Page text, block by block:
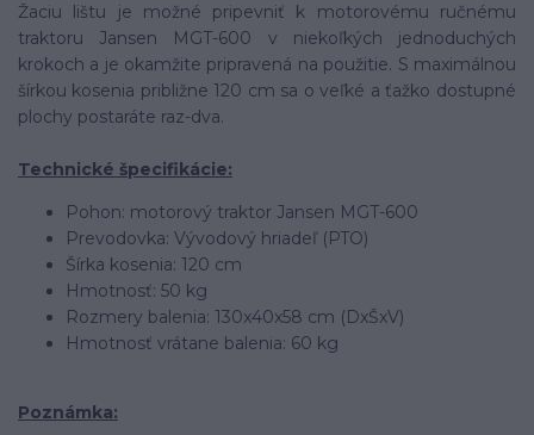
Žaciu lištu je možné pripevniť k motorovému ručnému
traktoru Jansen MGT-600 v niekoľkých jednoduchých
krokoch a je okamžite pripravená na použitie. S maximálnou
šírkou kosenia približne 120 cm sa o veľké a ťažko dostupné
plochy postaráte raz-dva.
Technické špecifikácie:
Pohon: motorový traktor Jansen MGT-600
Prevodovka: Vývodový hriadeľ (PTO)
Šírka kosenia: 120 cm
Hmotnosť: 50 kg
Rozmery balenia: 130x40x58 cm (DxŠxV)
Hmotnosť vrátane balenia: 60 kg
Poznámka: